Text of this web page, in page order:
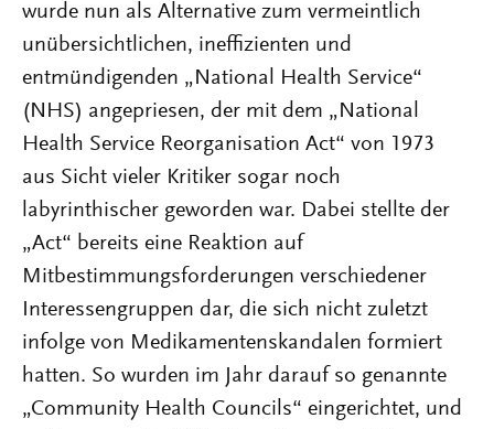
wurde nun als Alternative zum vermeintlich
unübersichtlichen, ineffizienten und
entmündigenden „National Health Service“
(NHS) angepriesen, der mit dem „National
Health Service Reorganisation Act“ von 1973
aus Sicht vieler Kritiker sogar noch
labyrinthischer geworden war. Dabei stellte der
„Act“ bereits eine Reaktion auf
Mitbestimmungsforderungen verschiedener
Interessengruppen dar, die sich nicht zuletzt
infolge von Medikamentenskandalen formiert
hatten. So wurden im Jahr darauf so genannte
„Community Health Councils“ eingerichtet, und